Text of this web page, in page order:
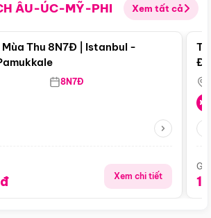
ÂU-ÚC-MỸ-PHI Xem tất cả
Điểm nổi bật
Mùa Thu 8N7Đ | Istanbul -
8N7Đ
Xem chi tiết